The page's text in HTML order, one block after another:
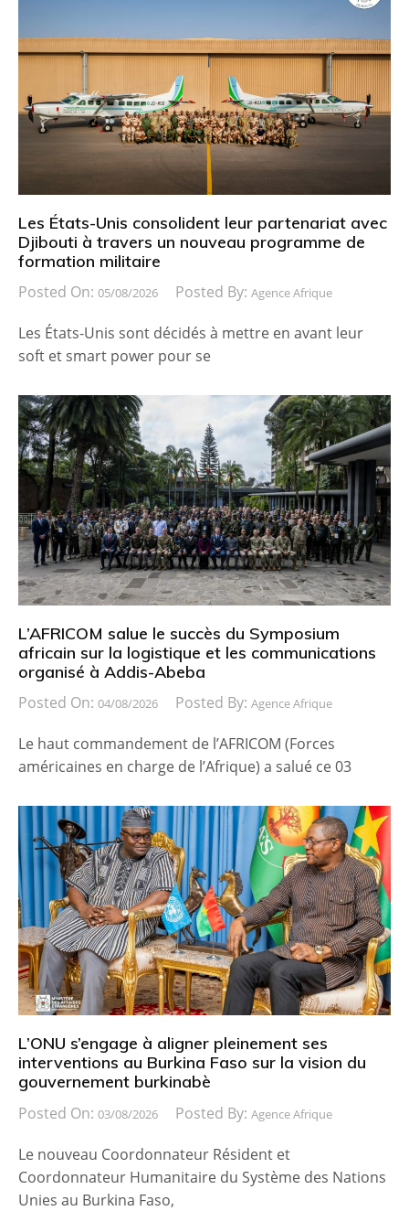
Les États-Unis consolident leur partenariat avec
Djibouti à travers un nouveau programme de
formation militaire
Posted On: 05/08/2026 Posted By: Agence Afrique
Les États-Unis sont décidés à mettre en avant leur
soft et smart power pour se
L’AFRICOM salue le succès du Symposium
africain sur la logistique et les communications
organisé à Addis-Abeba
Posted On: 04/08/2026 Posted By: Agence Afrique
Le haut commandement de l’AFRICOM (Forces
américaines en charge de l’Afrique) a salué ce 03
L’ONU s’engage à aligner pleinement ses
interventions au Burkina Faso sur la vision du
gouvernement burkinabè
Posted On: 03/08/2026 Posted By: Agence Afrique
Le nouveau Coordonnateur Résident et
Coordonnateur Humanitaire du Système des Nations
Unies au Burkina Faso,